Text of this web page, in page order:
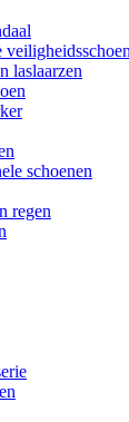
veiligheidsschoen
laslaarzen
schoenen
regen